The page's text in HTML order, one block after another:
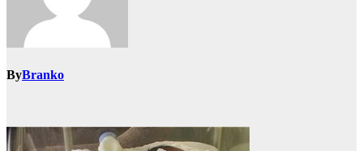
ByBranko